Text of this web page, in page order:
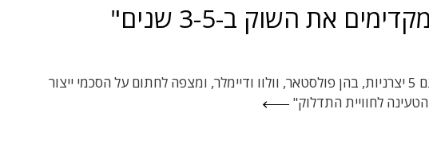
את השוק ב-3-5 שנים"
החברה נמצאת בשלבי אינטגרציה מתקדמים עם 5 יצרניות, בהן פולסטאר, וולוו ודיימלר, ומצפה לחתום על הסכמי ייצור